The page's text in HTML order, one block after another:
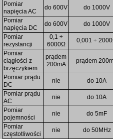
Pomiar
napięcia AC
do 600V
do 1000V
Pomiar
napięcia DC
do 600V
do 1000V
Pomiar
rezystancji
0,1 ÷
6000Ω
0,001 ÷
Pomiar
ciągłości z
brzęczykiem
prądem
200mA
prądem
Pomiar prądu
DC
nie
do 10A
Pomiar prądu
AC
nie
do 10A
Pomiar
pojemności
nie
do 5mF
Pomiar
częstotliwości
nie
do 50MHz